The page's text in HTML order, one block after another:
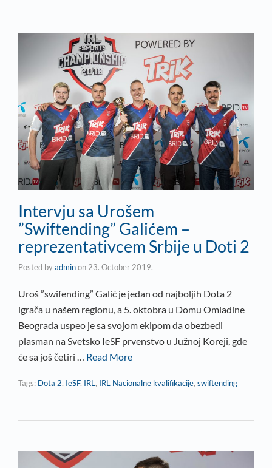
Intervju sa Urošem
”Swiftending” Galićem –
reprezentativcem Srbije u Doti 2
Posted byadminon 23. October 2019.
Uroš ”swifending” Galić je jedan od najboljih Dota 2
igrača u našem regionu, a 5. oktobra u Domu Omladine
Beograda uspeo je sa svojom ekipom da obezbedi
plasman na Svetsko IeSF prvenstvo u Južnoj Koreji, gde
će sa još četiri … Read More
Tags: Dota 2, IeSF, IRL, IRL Nacionalne kvalifikacije, swiftending